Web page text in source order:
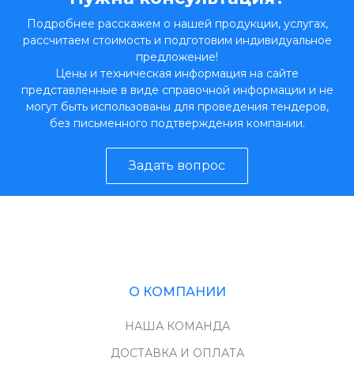
Подробнее расскажем о нашей продукции, услугах,
рассчитаем стоимость и подготовим индивидуальное
предложение!
Цены и техническая информация на сайте
представленные в виде справочной информации и не
могут быть использованы для проведения тендеров,
без письменного подтверждения компании.
Задать вопрос
О КОМПАНИИ
НАША КОМАНДА
ДОСТАВКА И ОПЛАТА